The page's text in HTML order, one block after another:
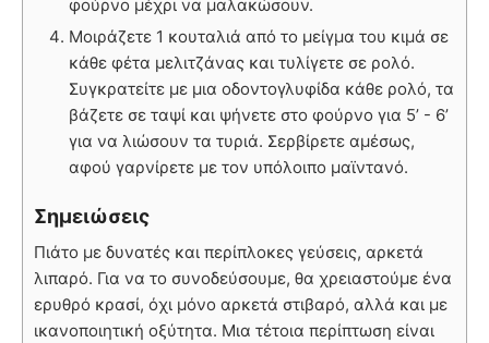
φούρνο μέχρι να μαλακώσουν.
Μοιράζετε 1 κουταλιά από το μείγμα του κιμά σε
κάθε φέτα μελιτζάνας και τυλίγετε σε ρολό.
Συγκρατείτε με μια οδοντογλυφίδα κάθε ρολό, τα
βάζετε σε ταψί και ψήνετε στο φούρνο για 5’ - 6’
για να λιώσουν τα τυριά. Σερβίρετε αμέσως,
αφού γαρνίρετε με τον υπόλοιπο μαϊντανό.
Σημειώσεις
Πιάτο με δυνατές και περίπλοκες γεύσεις, αρκετά
λιπαρό. Για να το συνοδεύσουμε, θα χρειαστούμε ένα
ερυθρό κρασί, όχι μόνο αρκετά στιβαρό, αλλά και με
ικανοποιητική οξύτητα. Μια τέτοια περίπτωση είναι